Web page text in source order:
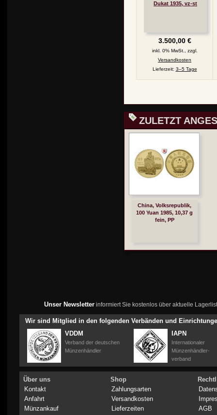
Dukat 1935, vz-st
3.500,00 €
inkl. 0% MwSt., zzgl.
Versandkosten
Lieferzeit: 3–5 Tage
ZULETZT
China, Volksrepublik,
100 Yuan 1985, 10,37 g
fein, PP
Unser Newsletterinformiert Sie kostenlos über aktuelle
Wir sind Mitglied in den folgenden Verbänden und
VDDM
Verband der deutschen
Münzenhändler
IAPN
Internationaler
Münzenhändler-
verband
Über uns
Kontakt
Anfahrt
Münzankauf
Shop
Zahlungsarten
Versandkosten
Lieferzeiten
AGB